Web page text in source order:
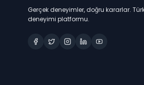
Gerçek deneyimler, doğru kararlar.
deneyimi platformu.